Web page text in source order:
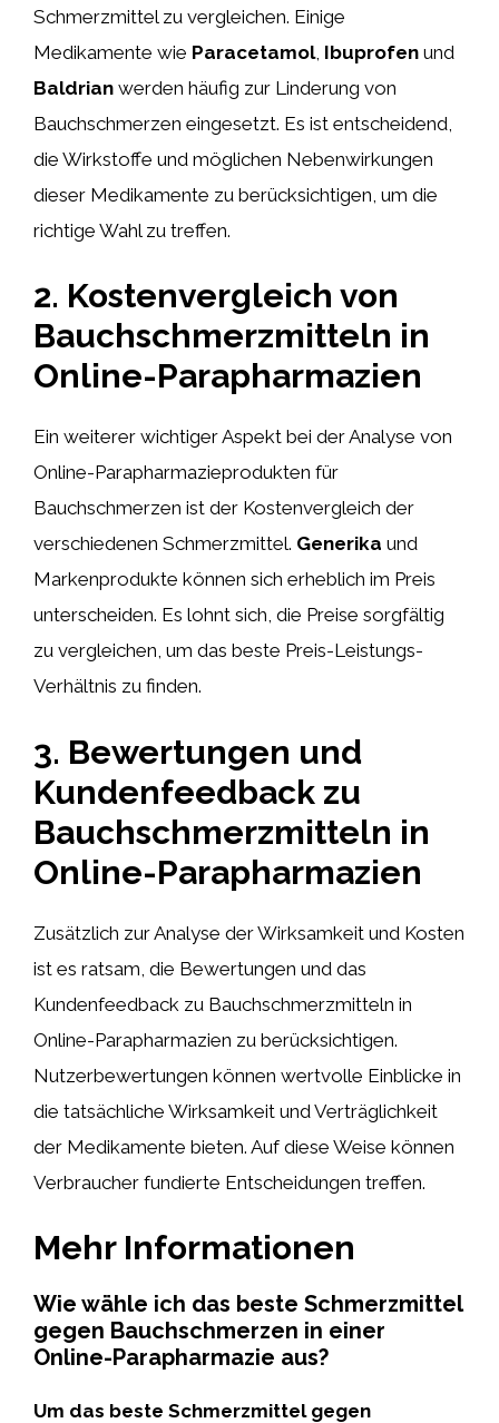
Schmerzmittel zu vergleichen. Einige
Medikamente wie Paracetamol, Ibuprofen und
Baldrian werden häufig zur Linderung von
Bauchschmerzen eingesetzt. Es ist entscheidend,
die Wirkstoffe und möglichen Nebenwirkungen
dieser Medikamente zu berücksichtigen, um die
richtige Wahl zu treffen.
2. Kostenvergleich von
Bauchschmerzmitteln in
Online-Parapharmazien
Ein weiterer wichtiger Aspekt bei der Analyse von
Online-Parapharmazieprodukten für
Bauchschmerzen ist der Kostenvergleich der
verschiedenen Schmerzmittel. Generika und
Markenprodukte können sich erheblich im Preis
unterscheiden. Es lohnt sich, die Preise sorgfältig
zu vergleichen, um das beste Preis-Leistungs-
Verhältnis zu finden.
3. Bewertungen und
Kundenfeedback zu
Bauchschmerzmitteln in
Online-Parapharmazien
Zusätzlich zur Analyse der Wirksamkeit und Kosten
ist es ratsam, die Bewertungen und das
Kundenfeedback zu Bauchschmerzmitteln in
Online-Parapharmazien zu berücksichtigen.
Nutzerbewertungen können wertvolle Einblicke in
die tatsächliche Wirksamkeit und Verträglichkeit
der Medikamente bieten. Auf diese Weise können
Verbraucher fundierte Entscheidungen treffen.
Mehr Informationen
Wie wähle ich das beste Schmerzmittel
gegen Bauchschmerzen in einer
Online-Parapharmazie aus?
Um das beste Schmerzmittel gegen